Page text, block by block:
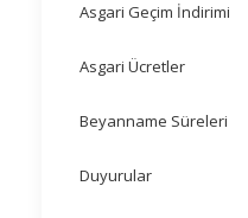
Asgari Geçim İndirimi
Asgari Ücretler
Beyanname Süreleri
Duyurular